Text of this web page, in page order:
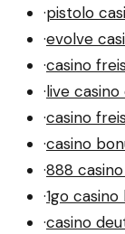
·pistolo
·evolve
·casino
·live casino
·casino
·casino
·888
·1go casino
·casino